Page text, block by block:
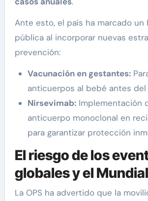
Ante esto, el país ha marcado un
pública al incorporar nuevas
prevención:
Vacunación en gestantes:
anticuerpos al bebé antes
Nirsevimab:Implementación
anticuerpo monoclonal en
para garantizar protección
El riesgo de los
globales y el
La OPS ha advertido que la